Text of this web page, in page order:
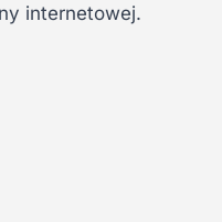
internetowej.